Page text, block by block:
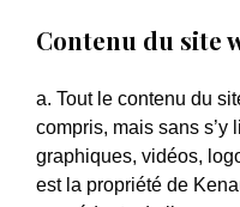
Contenu du site
a. Tout le contenu du
compris, mais sans s’y
graphiques, vidéos,
est la propriété de